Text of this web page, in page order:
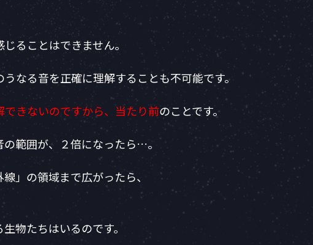
ることはできません。
なる音を正確に理解することも不可能です。
きないのですから、当たり前のことです。
範囲が、２倍になったら…。
」の領域まで広がったら、
物たちはいるのです。